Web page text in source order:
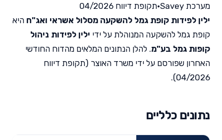
מערכת Savey •תקופת דיווח 04/2026
ילין לפידות קופת גמל להשקעה מסלול אשראי ואג"ח היא
קופת גמל להשקעה המנוהלת על ידי ילין לפידות ניהול
קופות גמל בע"מ. להלן הנתונים המלאים מהדוח החודשי
האחרון שפורסם על ידי משרד האוצר (תקופת דיווח
04/2026).
נתונים כלליים